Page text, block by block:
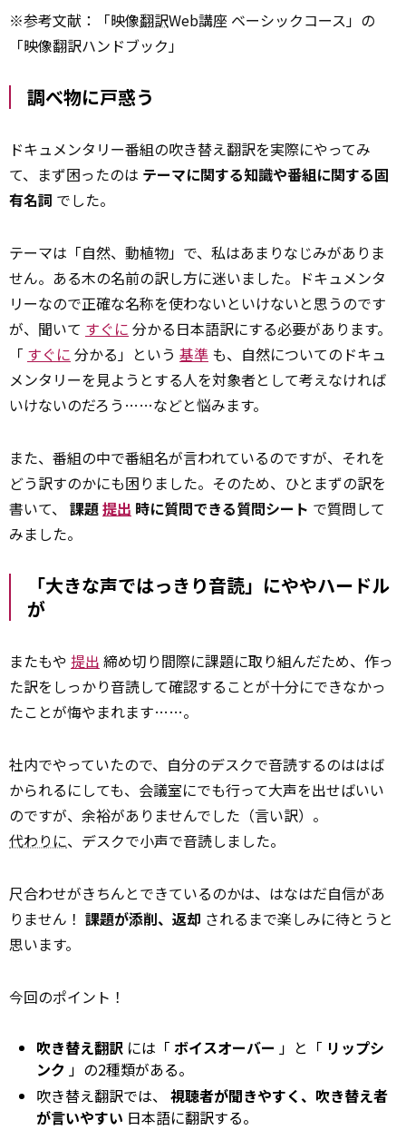
※参考文献：「映像翻訳Web講座 ベーシックコース」の
「映像翻訳ハンドブック」
調べ物に戸惑う
ドキュメンタリー番組の吹き替え翻訳を実際にやってみ
て、まず困ったのは テーマに関する知識や番組に関する固
有名詞 でした。
テーマは「自然、動植物」で、私はあまりなじみがありま
せん。ある木の名前の訳し方に迷いました。ドキュメンタ
リーなので正確な名称を使わないといけないと思うのです
が、聞いて すぐに 分かる日本語訳にする必要があります。
「 すぐに 分かる」という 基準 も、自然についてのドキュ
メンタリーを見ようとする人を対象者として考えなければ
いけないのだろう……などと悩みます。
また、番組の中で番組名が言われているのですが、それを
どう訳すのかにも困りました。そのため、ひとまずの訳を
書いて、 課題提出 時に質問できる質問シート で質問して
みました。
「大きな声ではっきり音読」にややハードル
が
またもや 提出 締め切り間際に課題に取り組んだため、作っ
た訳をしっかり音読して確認することが十分にできなかっ
たことが悔やまれます……。
社内でやっていたので、自分のデスクで音読するのははば
かられるにしても、会議室にでも行って大声を出せばいい
のですが、余裕がありませんでした（言い訳）。
代わりに、デスクで小声で音読しました。
尺合わせがきちんとできているのかは、はなはだ自信があ
りません！ 課題が添削、返却 されるまで楽しみに待とうと
思います。
今回のポイント！
吹き替え翻訳 には「 ボイスオーバー 」と「 リップシ
ンク 」の2種類がある。
吹き替え翻訳では、 視聴者が聞きやすく、吹き替え者
が言いやすい 日本語に翻訳する。